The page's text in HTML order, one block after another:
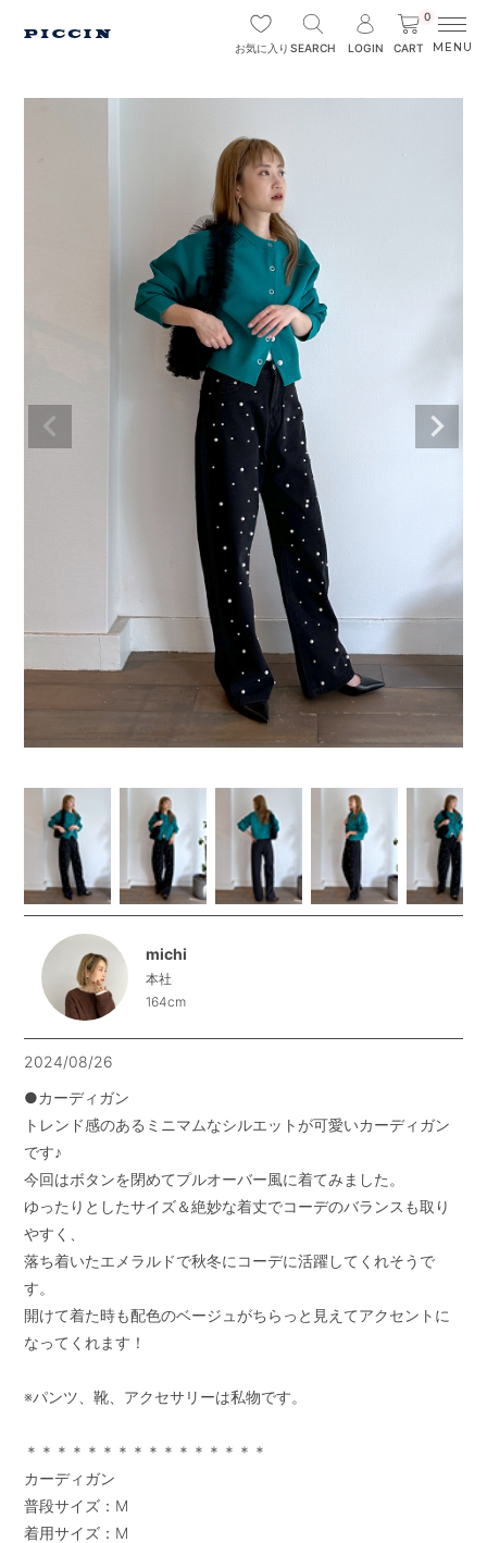
お気に入り SEARCH LOGIN
0
CART
michi
本社
164cm
2024/08/26
●カーディガン
トレンド感のあるミニマムなシルエットが可愛いカーディガン
です♪
今回はボタンを閉めてプルオーバー風に着てみました。
ゆったりとしたサイズ＆絶妙な着丈でコーデのバランスも取り
やすく、
落ち着いたエメラルドで秋冬にコーデに活躍してくれそうで
す。
開けて着た時も配色のベージュがちらっと見えてアクセントに
なってくれます！
※パンツ、靴、アクセサリーは私物です。
＊＊＊＊＊＊＊＊＊＊＊＊＊＊＊＊
カーディガン
普段サイズ：M
着用サイズ：M